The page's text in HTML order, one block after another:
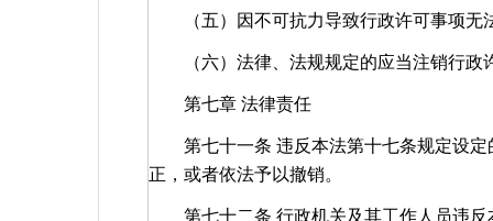
（五）因不可抗力导致行政许可事项无
（六）法律、法规规定的应当注销行
第七章 法律责任
第七十一条 违反本法第十七条规定设定
正，或者依法予以撤销。
第七十二条 行政机关及其工作人员违反